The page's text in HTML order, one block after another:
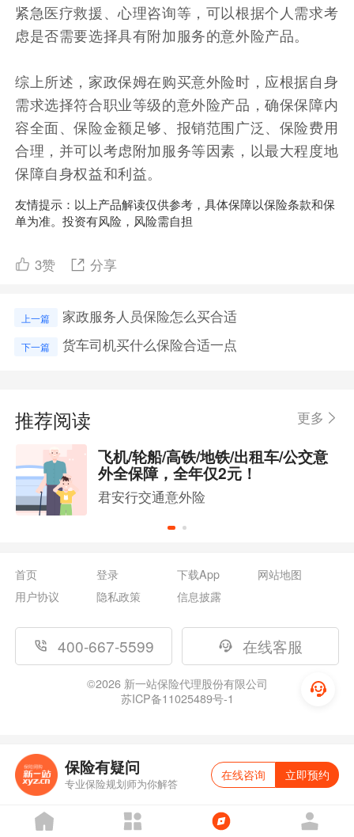
紧急医疗救援、心理咨询等，可以根据个人需求考
虑是否需要选择具有附加服务的意外险产品。
综上所述，家政保姆在购买意外险时，应根据自身
需求选择符合职业等级的意外险产品，确保保障内
容全面、保险金额足够、报销范围广泛、保险费用
合理，并可以考虑附加服务等因素，以最大程度地
保障自身权益和利益。
友情提示：以上产品解读仅供参考，具体保障以保险条款和保
单为准。投资有风险，风险需自担
3赞 分享
上一篇 家政服务人员保险怎么买合适
下一篇 货车司机买什么保险合适一点
推荐阅读 更多
飞机/轮船/高铁/地铁/出租车/公交意
外全保障，全年仅2元！
君安行交通意外险
首页 登录 下载App
网站地图
用户协议
隐私政策 信息披露
400-667-5599 在线客服
©2026新一站保险代理股份有限公司
苏ICP备11025489号-1
保险有疑问
专业保险规划师为你解答
在线咨询 立即预约